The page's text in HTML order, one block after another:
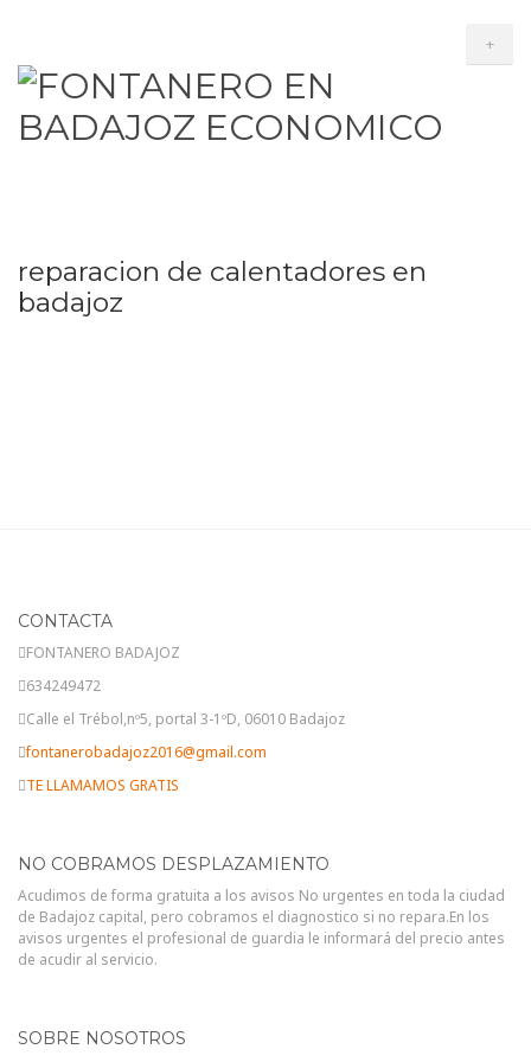
+
reparacion de calentadores en
badajoz
CONTACTA
FONTANERO BADAJOZ
634249472
Calle el Trébol,nº5, portal 3-1ºD, 06010 Badajoz
fontanerobadajoz2016@gmail.com
TE LLAMAMOS GRATIS
NO COBRAMOS DESPLAZAMIENTO
Acudimos de forma gratuita a los avisos No urgentes en toda la ciudad
de Badajoz capital, pero cobramos el diagnostico si no repara.En los
avisos urgentes el profesional de guardia le informará del precio antes
de acudir al servicio.
SOBRE NOSOTROS